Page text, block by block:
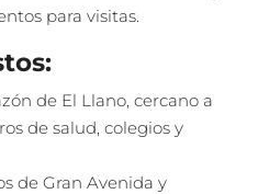
para visitas.
de El Llano, cercano a
de salud, colegios y
de Gran Avenida y